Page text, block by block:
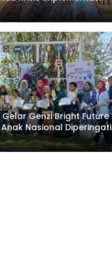
Gelar Genzi Bright Future
Nasional Diperingati
Puisi dan Tembang